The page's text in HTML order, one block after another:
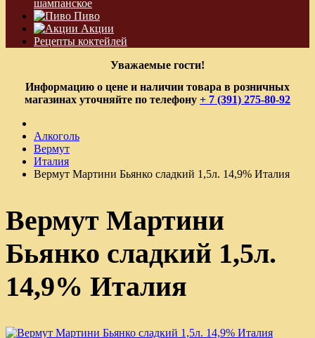
шампанское
Пиво
Акции
Рецепты коктейлей
Уважаемые гости!
Информацию о цене и наличии товара в розничных
магазинах уточняйте по телефону + 7 (391) 275-80-92
Алкоголь
Вермут
Италия
Вермут Мартини Бьянко сладкий 1,5л. 14,9% Италия
Вермут Мартини
Бьянко сладкий 1,5л.
14,9% Италия